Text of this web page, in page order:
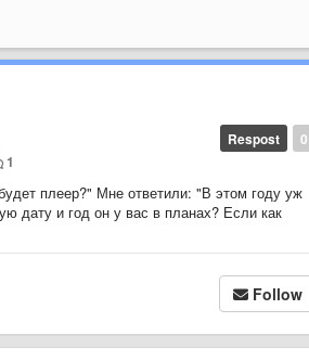
0
Respost
1
плеер?" Мне ответили: "В этом году уж
дату и год он у вас в планах? Если как
Follow